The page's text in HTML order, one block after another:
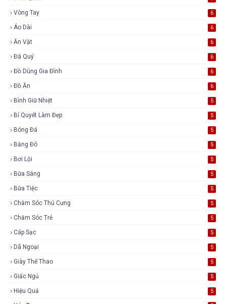
Vòng Tay 6
Áo Dài 6
Ăn Vặt 6
Đá Quý 6
Đồ Dùng Gia Đình 6
Đồ Ăn 6
Bình Giữ Nhiệt 5
Bí Quyết Làm Đẹp 5
Bóng Đá 5
Băng Đô 5
Bơi Lội 5
Bữa Sáng 5
Bữa Tiệc 5
Chăm Sóc Thú Cưng 5
Chăm Sóc Trẻ 5
Cáp Sạc 5
Dã Ngoại 5
Giày Thể Thao 5
Giấc Ngủ 5
Hiệu Quả 5